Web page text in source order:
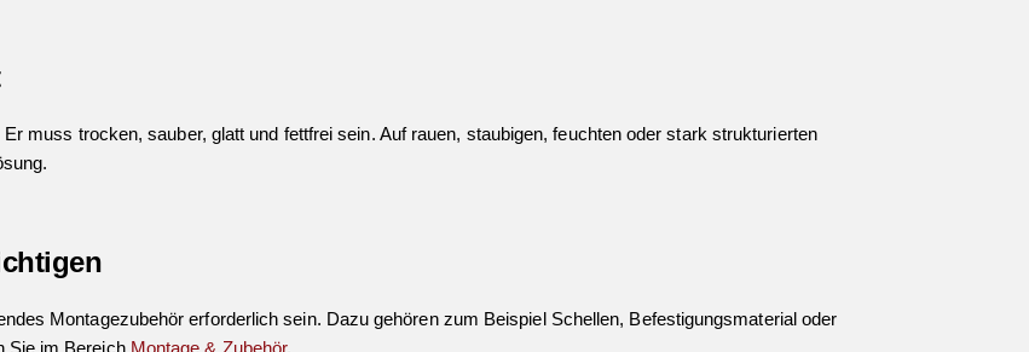
muss trocken, sauber, glatt und fettfrei sein. Auf rauen, staubigen, feuchten oder stark strukturierten
Montagezubehör erforderlich sein. Dazu gehören zum Beispiel Schellen, Befestigungsmaterial oder
Sie im Bereich Montage & Zubehör.